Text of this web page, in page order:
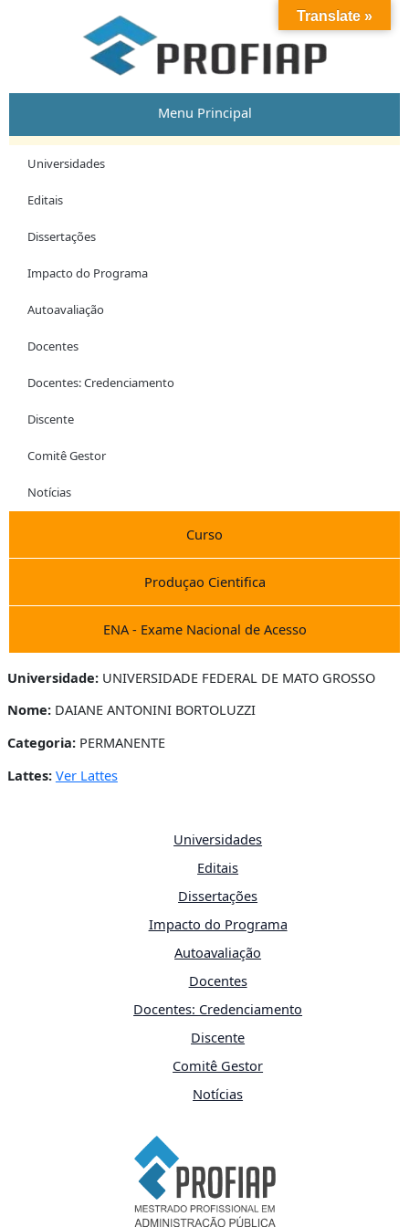
Menu Principal
Curso
Produçao Cientifica
ENA - Exame Nacional de Acesso
Universidades
Editais
Dissertações
Impacto do Programa
Autoavaliação
Docentes
Docentes: Credenciamento
Discente
Comitê Gestor
Notícias
Universidade:UNIVERSIDADE FEDERAL DE MATO GROSSO
Nome:DAIANE ANTONINI BORTOLUZZI
Categoria:PERMANENTE
Lattes: Ver Lattes
Universidades
Editais
Dissertações
Impacto do Programa
Autoavaliação
Docentes
Docentes: Credenciamento
Discente
Comitê Gestor
Notícias
Translate »